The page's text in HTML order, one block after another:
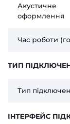
Акустичне
оформлення
Час роботи
ТИП
Тип
ІНТЕРФЕЙС